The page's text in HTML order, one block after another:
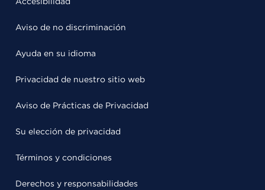
Aviso de no discriminación
Ayuda en su idioma
Privacidad de nuestro sitio web
Aviso de Prácticas de Privacidad
Su elección de privacidad
Términos y condiciones
Derechos y responsabilidades